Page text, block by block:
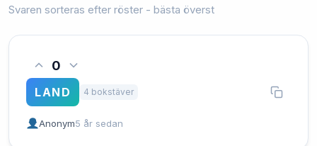
Svaren sorteras efter röster - bästa överst
0
LAND 4 bokstäver
Anonym5 år sedan